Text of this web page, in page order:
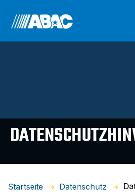
Startseite Datenschutz